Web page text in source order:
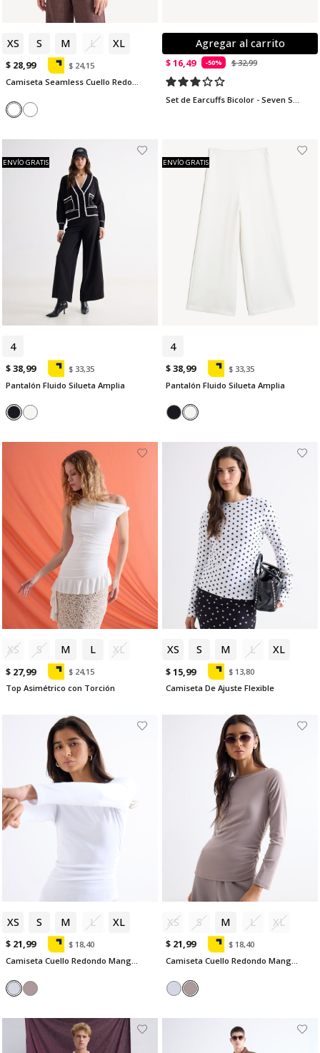
XS S M L XL
$ 28,99
$ 24,15
Agregar al carrito
$ 16,49 -50% $ 32,99
4 6
ENVÍO GRATIS
$ 38,99
$ 33,35
Pantalón Fluido Silueta Amplia
4
ENVÍO GRATIS
$ 38,99
$ 33,35
Pantalón Fluido Silueta Amplia
XS S M L XL
$ 27,99
$ 24,15
Top Asimétrico con Torción
XS S M L XL
$ 15,99
$ 13,80
Camiseta De Ajuste Flexible
XS S M L XL
$ 21,99
$ 18,40
Camiseta Cuello Redondo Manga Larga
XS S M L XL
$ 21,99
$ 18,40
Camiseta Cuello Redondo Manga Larga